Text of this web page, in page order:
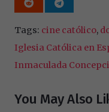
Tags: cine católico,
Iglesia Católica en
Inmaculada
You May Also